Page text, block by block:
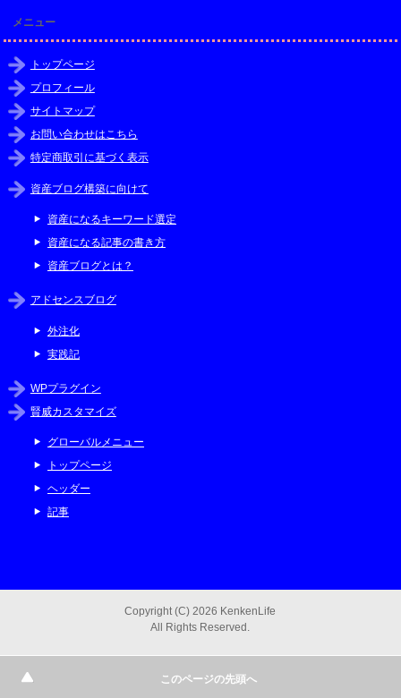
メニュー
トップページ
プロフィール
サイトマップ
お問い合わせはこちら
特定商取引に基づく表示
資産ブログ構築に向けて
資産になるキーワード選定
資産になる記事の書き方
資産ブログとは？
アドセンスブログ
外注化
実践記
WPプラグイン
賢威カスタマイズ
グローバルメニュー
トップページ
ヘッダー
記事
Copyright (C) 2026 KenkenLife
All Rights Reserved.
このページの先頭へ